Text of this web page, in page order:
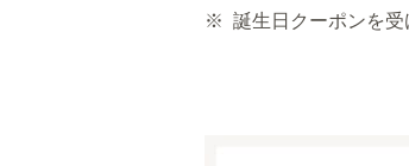
※ 誕生日クーポンを